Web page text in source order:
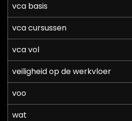
vca basis
vca cursussen
vca vol
veiligheid op de werkvloer
voo
wat